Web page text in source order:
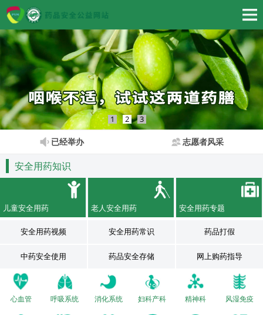
1 2 3
已经举办 志愿者风采
安全用药知识
儿童安全用药 老人安全用药 安全用药专题
安全用药视频 安全用药常识 药品打假
中药安全使用 药品安全存储 网上购药指导
心血管 呼吸系统 消化系统 妇科产科 精神科 风湿免疫